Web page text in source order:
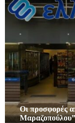
Οι προσφορές